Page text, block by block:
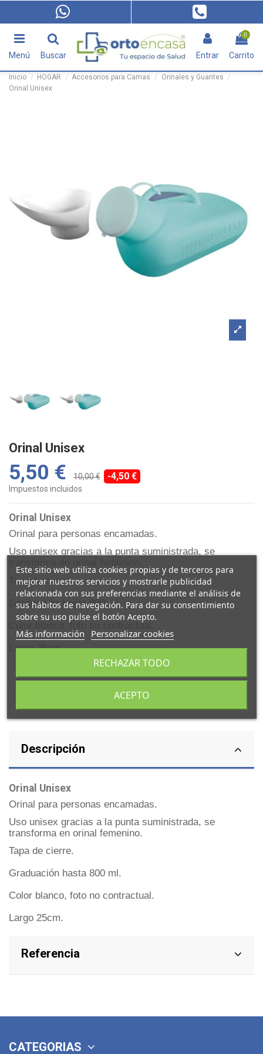
Menú Buscar Entrar
0
Carrito
Inicio HOGAR Accesorios para Camas
Orinales y Guantes
Orinal Unisex
Orinal Unisex
5,50 € 10,00 € -4,50 €
Impuestos incluidos
Orinal Unisex
Orinal para personas encamadas.
Uso unisex gracias a la punta suministrada, se
Tapa de cierre.
Graduación hasta 800 ml.
Color blanco, foto no contractual.
Largo 25cm.
Descripción
Orinal Unisex
Orinal para personas encamadas.
Uso unisex gracias a la punta suministrada, se
transforma en orinal femenino.
Tapa de cierre.
Graduación hasta 800 ml.
Color blanco, foto no contractual.
Largo 25cm.
Referencia
CATEGORIAS
Este sitio web utiliza cookies propias y de terceros para
mejorar nuestros servicios y mostrarle publicidad
relacionada con sus preferencias mediante el análisis de
sus hábitos de navegación. Para dar su consentimiento
sobre su uso pulse el botón Acepto.
Más información Personalizar cookies
RECHAZAR TODO
ACEPTO